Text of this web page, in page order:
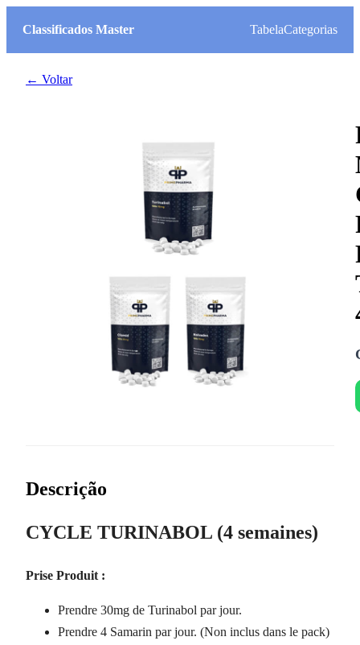
Classificados Master TabelaCategorias
← Voltar
Descrição
CYCLE TURINABOL (4 semaines)
Prise Produit :
Prendre 30mg de Turinabol par jour.
Prendre 4 Samarin par jour. (Non inclus dans le pack)